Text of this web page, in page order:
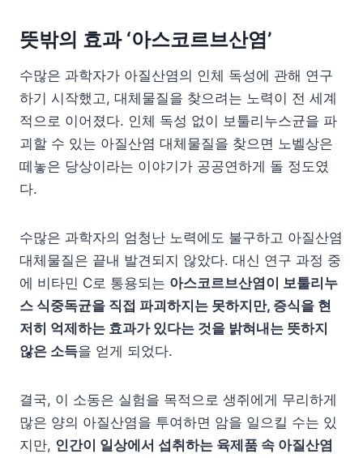
뜻밖의 효과 ‘아스코르브산염’
수많은 과학자가 아질산염의 인체 독성에 관해 연구
하기 시작했고, 대체물질을 찾으려는 노력이 전 세계
적으로 이어졌다. 인체 독성 없이 보툴리누스균을 파
괴할 수 있는 아질산염 대체물질을 찾으면 노벨상은
떼놓은 당상이라는 이야기가 공공연하게 돌 정도였
다.
수많은 과학자의 엄청난 노력에도 불구하고 아질산염
대체물질은 끝내 발견되지 않았다. 대신 연구 과정 중
에 비타민 C로 통용되는 아스코르브산염이 보툴리누
스 식중독균을 직접 파괴하지는 못하지만, 증식을 현
저히 억제하는 효과가 있다는 것을 밝혀내는 뜻하지
않은 소득을 얻게 되었다.
결국, 이 소동은 실험을 목적으로 생쥐에게 무리하게
많은 양의 아질산염을 투여하면 암을 일으킬 수는 있
지만, 인간이 일상에서 섭취하는 육제품 속 아질산염